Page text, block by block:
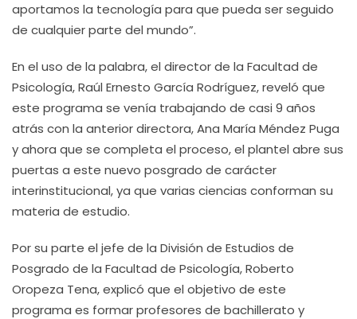
aportamos la tecnología para que pueda ser seguido
de cualquier parte del mundo”.
En el uso de la palabra, el director de la Facultad de
Psicología, Raúl Ernesto García Rodríguez, reveló que
este programa se venía trabajando de casi 9 años
atrás con la anterior directora, Ana María Méndez Puga
y ahora que se completa el proceso, el plantel abre sus
puertas a este nuevo posgrado de carácter
interinstitucional, ya que varias ciencias conforman su
materia de estudio.
Por su parte el jefe de la División de Estudios de
Posgrado de la Facultad de Psicología, Roberto
Oropeza Tena, explicó que el objetivo de este
programa es formar profesores de bachillerato y